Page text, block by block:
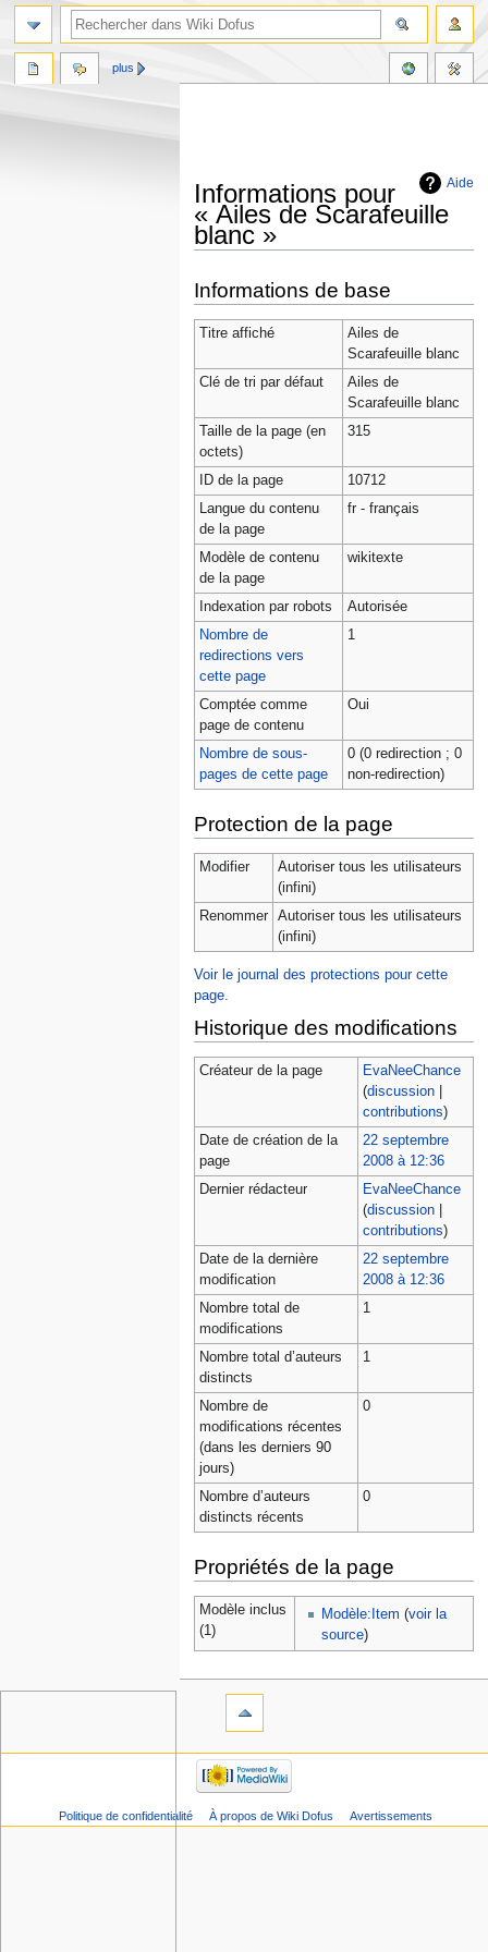
Aide
Informations pour
« Ailes de Scarafeuille
blanc »
à
la
navigation
à
la
recherche
Informations de base
Titre affiché
Ailes de
Scarafeuille blanc
Clé de tri par défaut
Ailes de
Scarafeuille blanc
Taille de la page (en
octets)
315
ID de la page
10712
Langue du contenu
de la page
fr - français
Modèle de contenu
de la page
wikitexte
Indexation par robots
Autorisée
Nombre de
redirections vers
cette page
1
Comptée comme
page de contenu
Oui
Nombre de sous-
pages de cette page
0 (0 redirection ; 0
non-redirection)
Protection de la page
Modifier
Autoriser tous les utilisateurs
(infini)
Renommer
Autoriser tous les utilisateurs
(infini)
Voir le journal des protections pour cette
page.
Historique des modifications
Créateur de la page
EvaNeeChance
(discussion|
contributions)
Date de création de la
page
22 septembre
2008 à 12:36
Dernier rédacteur
EvaNeeChance
(discussion|
contributions)
Date de la dernière
modification
22 septembre
2008 à 12:36
Nombre total de
modifications
1
Nombre total d’auteurs
distincts
1
Nombre de
modifications récentes
(dans les derniers 90
jours)
0
Nombre d’auteurs
distincts récents
0
Propriétés de la page
Modèle inclus
(1)
Modèle:Item (voir la
source)
plus
Politique de confidentialité À propos de Wiki Dofus Avertissements